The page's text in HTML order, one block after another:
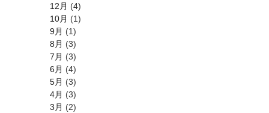
12月 (4)
10月 (1)
9月 (1)
8月 (3)
7月 (3)
6月 (4)
5月 (3)
4月 (3)
3月 (2)